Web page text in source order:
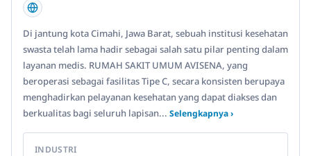
Di jantung kota Cimahi, Jawa Barat, sebuah institusi kesehatan
swasta telah lama hadir sebagai salah satu pilar penting dalam
layanan medis. RUMAH SAKIT UMUM AVISENA, yang
beroperasi sebagai fasilitas Tipe C, secara konsisten berupaya
menghadirkan pelayanan kesehatan yang dapat diakses dan
berkualitas bagi seluruh lapisan... Selengkapnya ›
INDUSTRI